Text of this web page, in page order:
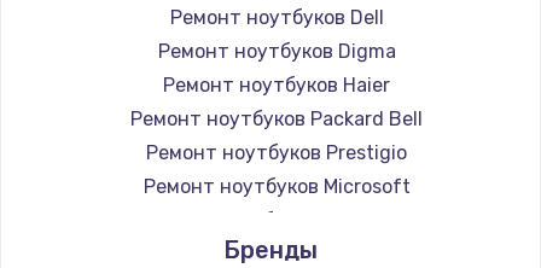
Ремонт ноутбуков Dell
Ремонт ноутбуков Digma
Ремонт ноутбуков Haier
Ремонт ноутбуков Packard Bell
Ремонт ноутбуков Prestigio
Ремонт ноутбуков Microsoft
Ремонт ноутбуков Alienware
Ремонт ноутбуков Aquarius
Бренды